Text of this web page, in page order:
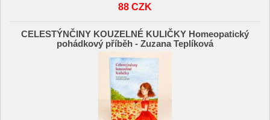
88 CZK
CELESTÝNČINY KOUZELNÉ KULIČKY Homeopatický
pohádkový příběh - Zuzana Teplíková